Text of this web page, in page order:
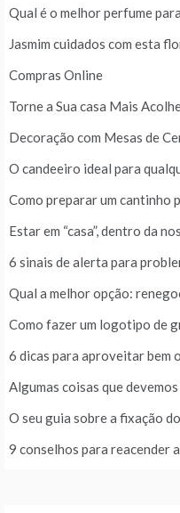
Qual é o melhor perfume
Jasmim cuidados com esta
Compras Online
Torne a Sua casa Mais
Decoração com Mesas de
O candeeiro ideal para
Como preparar um cantinho
Estar em “casa”, dentro da
6 sinais de alerta para
Qual a melhor opção:
Como fazer um logotipo de
6 dicas para aproveitar bem
Algumas coisas que
O seu guia sobre a fixação
9 conselhos para reacender